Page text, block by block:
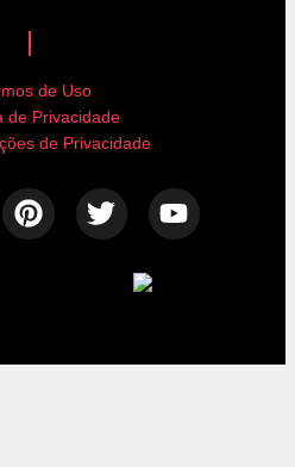
de Uso
de Privacidade
de Privacidade